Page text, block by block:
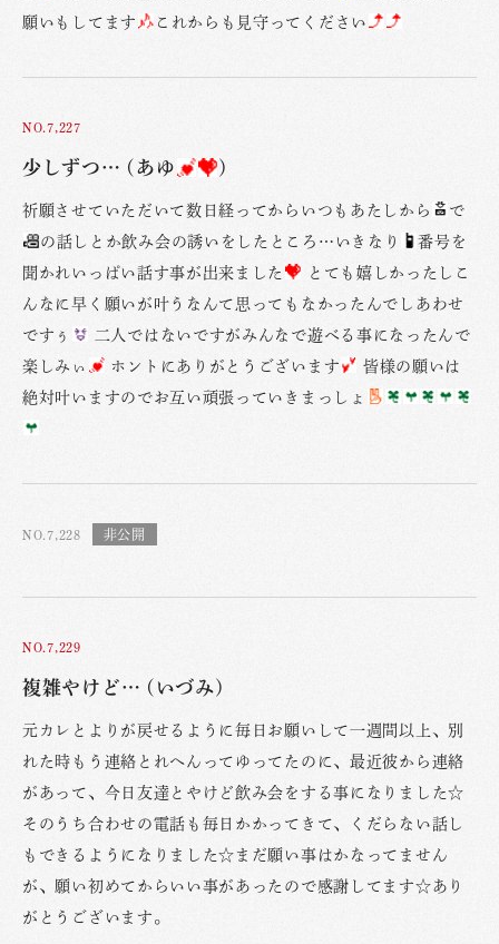
願いもしてます
これからも見守ってください
NO.7,227
少しずつ… (あゆ )
祈願させていただいて数日経ってからいつもあたしから
で
の話しとか飲み会の誘いをしたところ…いきなり
番号を
聞かれいっぱい話す事が出来ました
とても嬉しかったしこ
んなに早く願いが叶うなんて思ってもなかったんでしあわせ
ですぅ
二人ではないですがみんなで遊べる事になったんで
楽しみぃ
ホントにありがとうございます
皆様の願いは
絶対叶いますのでお互い頑張っていきまっしょ
NO.7,228
NO.7,229
複雑やけど… (いづみ)
元カレとよりが戻せるように毎日お願いして一週間以上、別
れた時もう連絡とれへんってゆってたのに、最近彼から連絡
があって、今日友達とやけど飲み会をする事になりました☆
そのうち合わせの電話も毎日かかってきて、くだらない話し
もできるようになりました☆まだ願い事はかなってません
が、願い初めてからいい事があったので感謝してます☆あり
がとうございます。